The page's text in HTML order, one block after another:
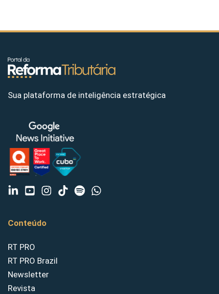
Sua plataforma de inteligência estratégica
Conteúdo
RT PRO
RT PRO Brazil
Newsletter
Revista